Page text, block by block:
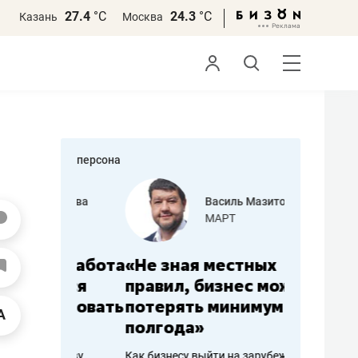
Казань 27.4 °С Москва 24.3 °С
персона
работа
Василь Мазитов
МАРТ
«Не зная местных
правил, бизнес может
потерять минимум
полгода»